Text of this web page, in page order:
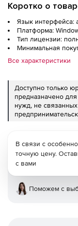
Коротко о
Язык интерфейса:
Платформа:
Тип лицензии:
Минимальная
Все характеристики
Доступно только
предназначено
нужд, не
В связи с
точную цену.
с вами
Поможем с